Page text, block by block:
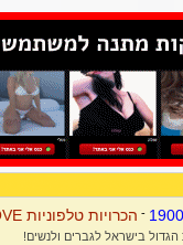
- הכרויות טלפוניות FREE LOVE
הגדול בישראל לגברים ולנשים!